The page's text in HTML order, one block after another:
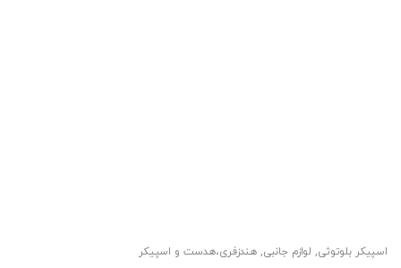
اسپیکر بلوتوثی, لوازم جانبی, هندزفری،هدست و اسپیکر